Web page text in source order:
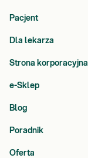
Pacjent
Dla lekarza
Strona korporacyjna
e-Sklep
Blog
Poradnik
Oferta